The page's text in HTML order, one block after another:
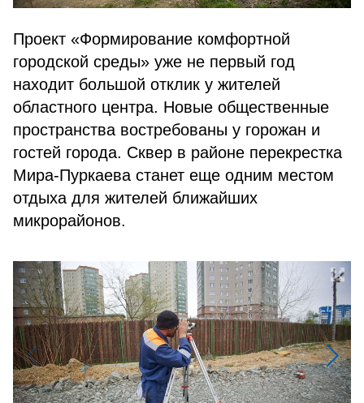
Проект «Формирование комфортной
городской среды» уже не первый год
находит большой отклик у жителей
областного центра. Новые общественные
пространства востребованы у горожан и
гостей города. Сквер в районе перекрестка
Мира-Пуркаева станет еще одним местом
отдыха для жителей ближайших
микрорайонов.